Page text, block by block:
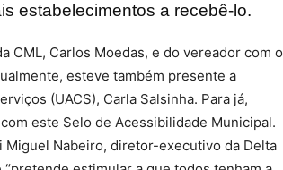
estabelecimentos a recebê-lo.
CML, Carlos Moedas, e do vereador com o
esteve também presente a
(UACS), Carla Salsinha. Para já,
este Selo de Acessibilidade Municipal.
Miguel Nabeiro, diretor-executivo da Delta